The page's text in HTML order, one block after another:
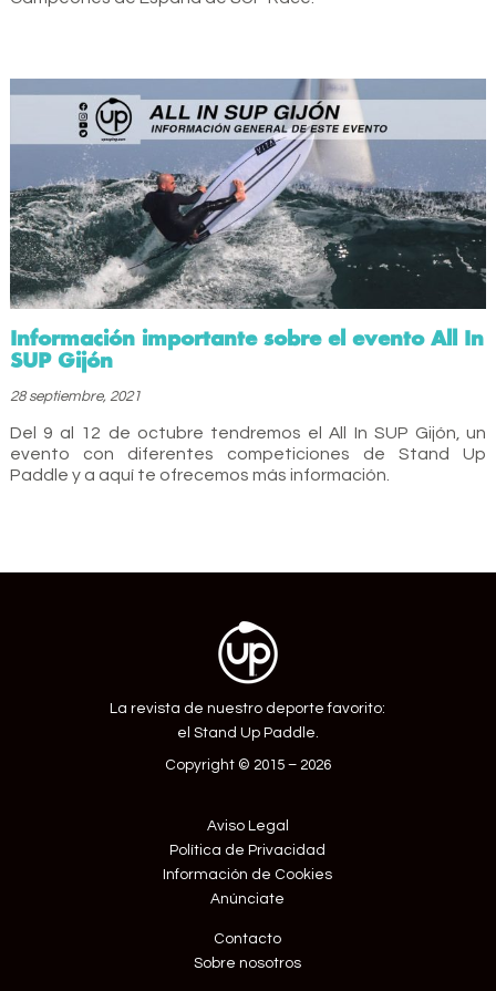
Información importante sobre el evento All In
SUP Gijón
28 septiembre, 2021
Del 9 al 12 de octubre tendremos el All In SUP Gijón, un
evento con diferentes competiciones de Stand Up
Paddle y a aquí te ofrecemos más información.
La revista de nuestro deporte favorito:
el Stand Up Paddle.
Copyright © 2015 – 2026
Aviso Legal
Política de Privacidad
Información de Cookies
Anúnciate
Contacto
Sobre nosotros